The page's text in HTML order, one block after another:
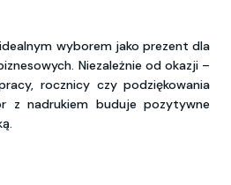
wyborem jako prezent dla
Niezależnie od okazji –
rocznicy czy podziękowania
z nadrukiem buduje pozytywne